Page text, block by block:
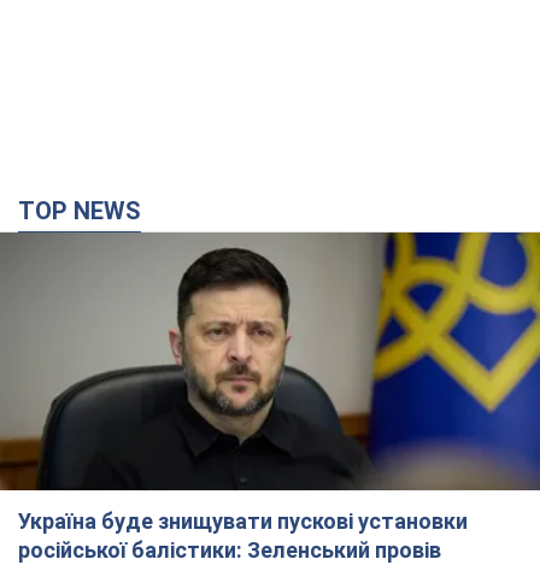
TOP NEWS
Україна буде знищувати пускові установки
російської балістики: Зеленський провів